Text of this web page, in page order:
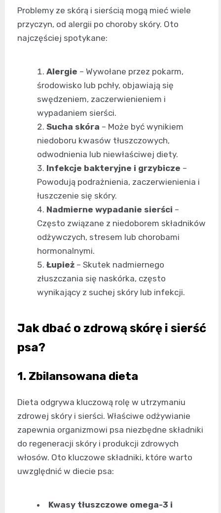
Problemy ze skórą i sierścią mogą mieć wiele
przyczyn, od alergii po choroby skóry. Oto
najczęściej spotykane:
Alergie – Wywołane przez pokarm,
środowisko lub pchły, objawiają się
swędzeniem, zaczerwienieniem i
wypadaniem sierści.
Sucha skóra – Może być wynikiem
niedoboru kwasów tłuszczowych,
odwodnienia lub niewłaściwej diety.
Infekcje bakteryjne i grzybicze –
Powodują podrażnienia, zaczerwienienia i
łuszczenie się skóry.
Nadmierne wypadanie sierści –
Często związane z niedoborem składników
odżywczych, stresem lub chorobami
hormonalnymi.
Łupież – Skutek nadmiernego
złuszczania się naskórka, często
wynikający z suchej skóry lub infekcji.
Jak dbać o zdrową skórę i sierść
psa?
1. Zbilansowana dieta
Dieta odgrywa kluczową rolę w utrzymaniu
zdrowej skóry i sierści. Właściwe odżywianie
zapewnia organizmowi psa niezbędne składniki
do regeneracji skóry i produkcji zdrowych
włosów. Oto kluczowe składniki, które warto
uwzględnić w diecie psa:
Kwasy tłuszczowe omega-3 i